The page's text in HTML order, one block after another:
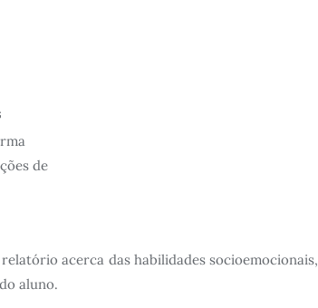
de
acerca das habilidades socioemocionais,
aluno.